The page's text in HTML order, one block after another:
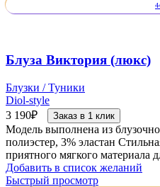
Блуза Виктория (люкс)
Блузки / Туники
Diol-style
3 190₽ Заказ в 1 клик
Модель выполнена из
полиэстер, 3% эластан
приятного мягкого материала
Добавить в список желаний
Быстрый просмотр